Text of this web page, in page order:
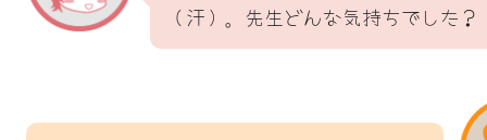
（汗）。先生どんな気持ちでした？